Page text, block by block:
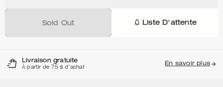
Sold Out Liste D'attente
Livraison gratuite
À partir de 75 $ d'achat
En savoir plus